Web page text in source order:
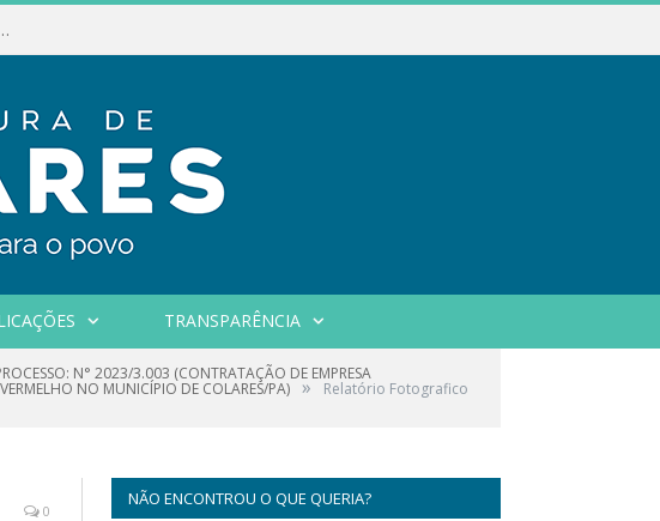
realiza oficina aos servidores
TRANSPARÊNCIA
N° 2023/3.003 (CONTRATAÇÃO DE EMPRESA
NO MUNICÍPIO DE COLARES/PA) » Relatório Fotografico
0
NÃO ENCONTROU O QUE QUERIA?